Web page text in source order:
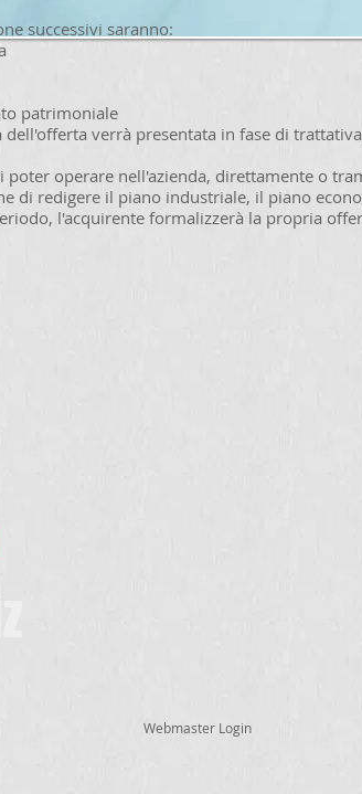
successivi saranno:
patrimoniale
verrà presentata in fase di
poter operare nell'azienda, direttamente o
di redigere il piano industriale, il piano
l'acquirente formalizzerà la propria
Webmaster Login